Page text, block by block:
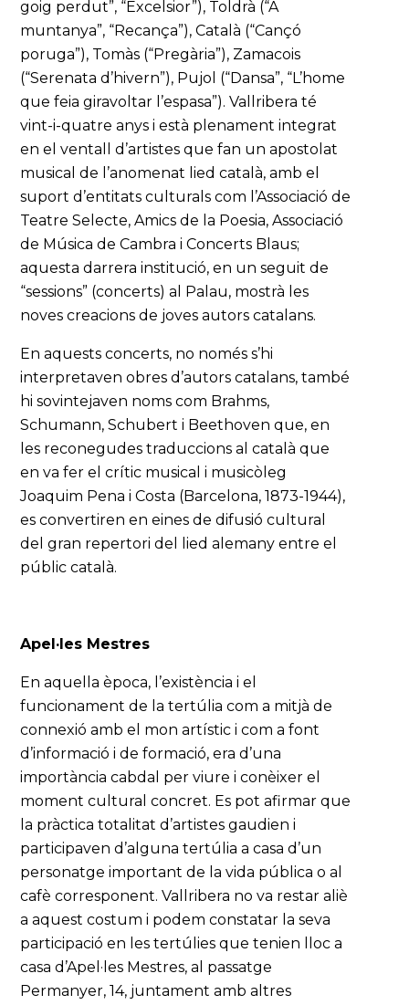
goig perdut”, “Excelsior”), Toldrà (“A
muntanya”, “Recança”), Català (“Cançó
poruga”), Tomàs (“Pregària”), Zamacois
(“Serenata d’hivern”), Pujol (“Dansa”, “L’home
que feia giravoltar l’espasa”). Vallribera té
vint-i-quatre anys i està plenament integrat
en el ventall d’artistes que fan un apostolat
musical de l’anomenat lied català, amb el
suport d’entitats culturals com l’Associació de
Teatre Selecte, Amics de la Poesia, Associació
de Música de Cambra i Concerts Blaus;
aquesta darrera institució, en un seguit de
“sessions” (concerts) al Palau, mostrà les
noves creacions de joves autors catalans.
En aquests concerts, no només s’hi
interpretaven obres d’autors catalans, també
hi sovintejaven noms com Brahms,
Schumann, Schubert i Beethoven que, en
les reconegudes traduccions al català que
en va fer el crític musical i musicòleg
Joaquim Pena i Costa (Barcelona, 1873-1944),
es convertiren en eines de difusió cultural
del gran repertori del lied alemany entre el
públic català.
Apel·les Mestres
En aquella època, l’existència i el
funcionament de la tertúlia com a mitjà de
connexió amb el mon artístic i com a font
d’informació i de formació, era d’una
importància cabdal per viure i conèixer el
moment cultural concret. Es pot afirmar que
la pràctica totalitat d’artistes gaudien i
participaven d’alguna tertúlia a casa d’un
personatge important de la vida pública o al
cafè corresponent. Vallribera no va restar aliè
a aquest costum i podem constatar la seva
participació en les tertúlies que tenien lloc a
casa d’Apel·les Mestres, al passatge
Permanyer, 14, juntament amb altres